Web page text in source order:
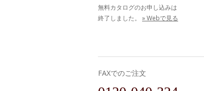
無料カタログのお申し込みは
終了しました。 » Webで見る
FAXでのご注文